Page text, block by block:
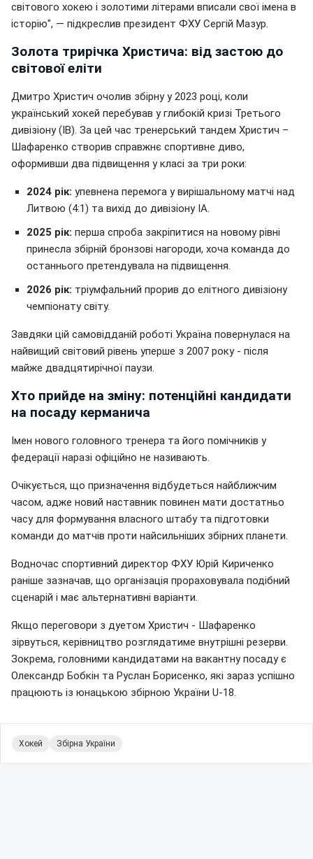
світового хокею і золотими літерами вписали свої імена в
історію", — підкреслив президент ФХУ Сергій Мазур.
Золота трирічка Христича: від застою до
світової еліти
Дмитро Христич очолив збірну у 2023 році, коли
український хокей перебував у глибокій кризі Третього
дивізіону (IB). За цей час тренерський тандем Христич –
Шафаренко створив справжнє спортивне диво,
оформивши два підвищення у класі за три роки:
2024 рік: упевнена перемога у вирішальному матчі над
Литвою (4:1) та вихід до дивізіону IA.
2025 рік: перша спроба закріпитися на новому рівні
принесла збірній бронзові нагороди, хоча команда до
останнього претендувала на підвищення.
2026 рік: тріумфальний прорив до елітного дивізіону
чемпіонату світу.
Завдяки цій самовідданій роботі Україна повернулася на
найвищий світовий рівень уперше з 2007 року - після
майже двадцятирічної паузи.
Хто прийде на зміну: потенційні кандидати
на посаду керманича
Імен нового головного тренера та його помічників у
федерації наразі офіційно не називають.
Очікується, що призначення відбудеться найближчим
часом, адже новий наставник повинен мати достатньо
часу для формування власного штабу та підготовки
команди до матчів проти найсильніших збірних планети.
Водночас спортивний директор ФХУ Юрій Кириченко
раніше зазначав, що організація прораховувала подібний
сценарій і має альтернативні варіанти.
Якщо переговори з дуетом Христич - Шафаренко
зірвуться, керівництво розглядатиме внутрішні резерви.
Зокрема, головними кандидатами на вакантну посаду є
Олександр Бобкін та Руслан Борисенко, які зараз успішно
працюють із юнацькою збірною України U-18.
Хокей Збірна України